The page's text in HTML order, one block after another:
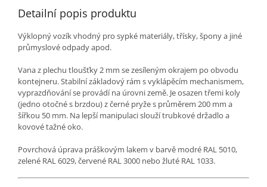
Detailní popis produktu
Výklopný vozík vhodný pro sypké materiály, třísky, špony a jiné
průmyslové odpady apod.
Vana z plechu tloušťky 2 mm se zesíleným okrajem po obvodu
kontejneru. Stabilní základový rám s vyklápěcím mechanismem,
vyprazdňování se provádí na úrovni země. Je osazen třemi koly
(jedno otočné s brzdou) z černé pryže s průměrem 200 mm a
šířkou 50 mm. Na lepší manipulaci slouží trubkové držadlo a
kovové tažné oko.
Povrchová úprava práškovým lakem v barvě modré RAL 5010,
zelené RAL 6029, červené RAL 3000 nebo žluté RAL 1033.